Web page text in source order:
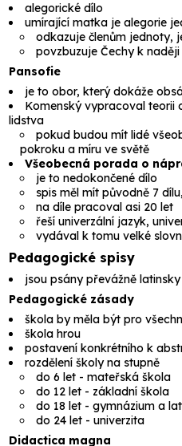
alegorické dílo
umírající matka je alegorie
odkazuje členům jednoty,
povzbuzuje Čechy k
Pansofie
je to obor, který dokáže
Komenský vypracoval teorii
lidstva
pokud budou mít lidé
pokroku a míru ve světě
Všeobecná porada o
je to nedokončené dílo
spis měl mít původně 7
na díle pracoval asi 20 let
řeší univerzální jazyk,
vydával k tomu velké
Pedagogické spisy
jsou psány převážně latinsky
Pedagogické zásady
škola by měla být pro
škola hrou
postavení konkrétního k
rozdělení školy na stupně
do 6 let -mateřská škola
do 12 let - základní škola
do 18 let -gymnázium a
do 24 let -univerzita
Didactica magna